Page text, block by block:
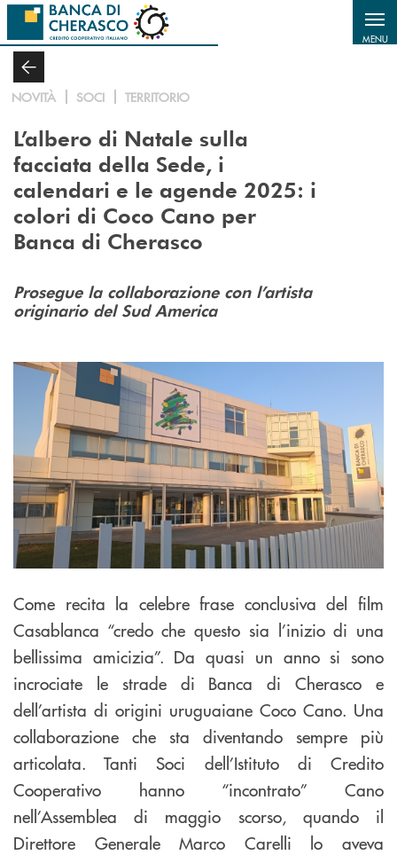
Salta al contenuto principale
MENU
NOVITÀ SOCI TERRITORIO
L’albero di Natale sulla
facciata della Sede, i
calendari e le agende 2025: i
colori di Coco Cano per
Banca di Cherasco
Prosegue la collaborazione con l’artista
originario del Sud America
Come recita la celebre frase conclusiva del film
Casablanca “credo che questo sia l’inizio di una
bellissima amicizia”. Da quasi un anno si sono
incrociate le strade di Banca di Cherasco e
dell’artista di origini uruguaiane Coco Cano. Una
collaborazione che sta diventando sempre più
articolata. Tanti Soci dell’Istituto di Credito
Cooperativo hanno “incontrato” Cano
nell’Assemblea di maggio scorso, quando il
Direttore Generale Marco Carelli lo aveva